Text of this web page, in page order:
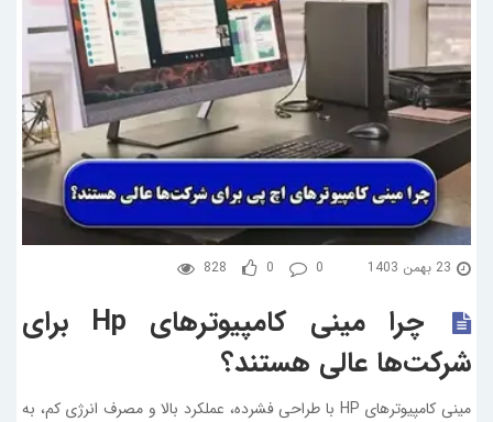
23 بهمن 1403 828 0 0
چرا مینی کامپیوترهای Hp برای
شرکت‌ها عالی هستند؟
مینی کامپیوترهای HP با طراحی فشرده، عملکرد بالا و مصرف انرژی کم، به